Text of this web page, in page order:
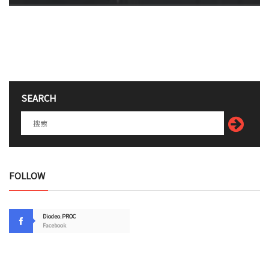
SEARCH
FOLLOW
Diodeo.PROC
Facebook